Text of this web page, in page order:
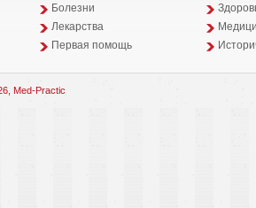
Болезни
Лекарства
Первая помощь
Med-Practic